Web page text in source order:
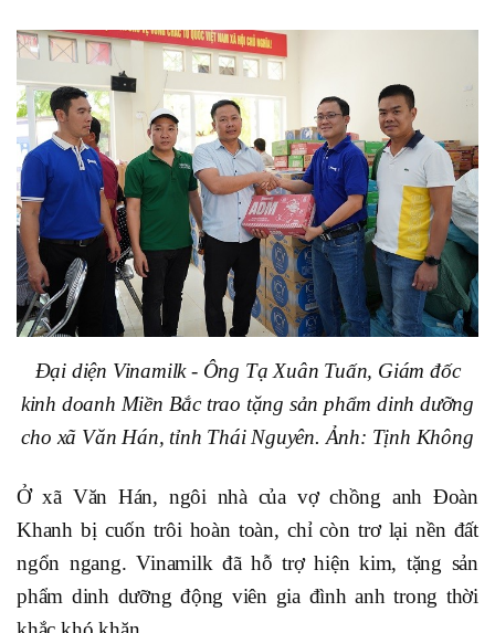
Đại diện Vinamilk - Ông Tạ Xuân Tuấn, Giám đốc
kinh doanh Miền Bắc trao tặng sản phẩm dinh dưỡng
cho xã Văn Hán, tỉnh Thái Nguyên. Ảnh: Tịnh Không
Ở xã Văn Hán, ngôi nhà của vợ chồng anh Đoàn
Khanh bị cuốn trôi hoàn toàn, chỉ còn trơ lại nền đất
ngổn ngang. Vinamilk đã hỗ trợ hiện kim, tặng sản
phẩm dinh dưỡng động viên gia đình anh trong thời